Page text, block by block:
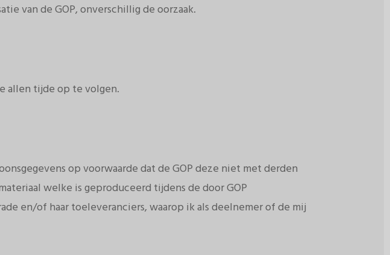
van de GOP, onverschillig de oorzaak.
allen tijde op te volgen.
op voorwaarde dat de GOP deze niet met derden
welke is geproduceerd tijdens de door GOP
en/of haar toeleveranciers, waarop ik als deelnemer of de mij